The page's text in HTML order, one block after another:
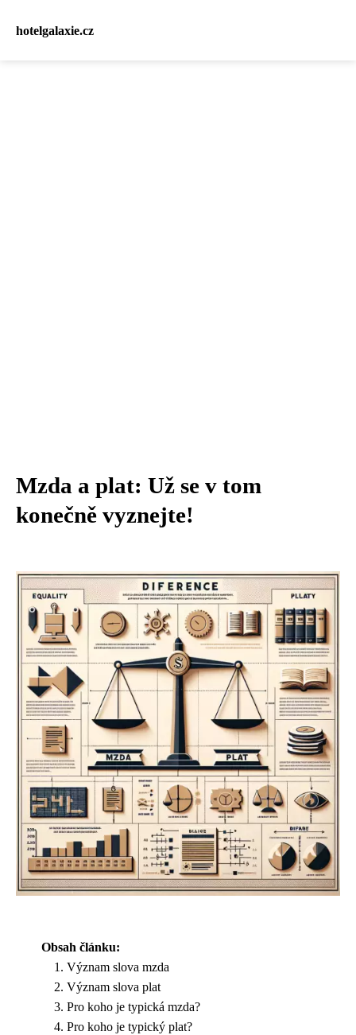
hotelgalaxie.cz
Mzda a plat: Už se v tom
konečně vyznejte!
Obsah článku:
Význam slova mzda
Význam slova plat
Pro koho je typická mzda?
Pro koho je typický plat?